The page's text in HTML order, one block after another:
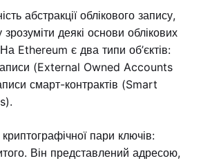
абстракції облікового запису,
зрозуміти деякі основи облікових
Ethereum є два типи об’єктів:
записи (External Owned Accounts
смарт-контрактів (Smart
пари ключів:
Він представлений адресою,